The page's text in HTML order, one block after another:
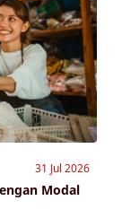
31 Jul 2026
Modal